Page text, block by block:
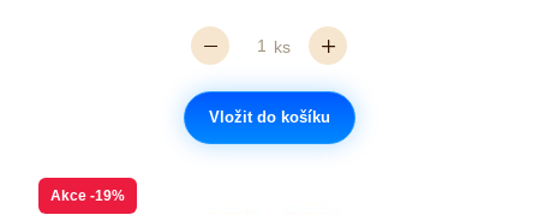
ks
Vložit do košíku
Akce -19%